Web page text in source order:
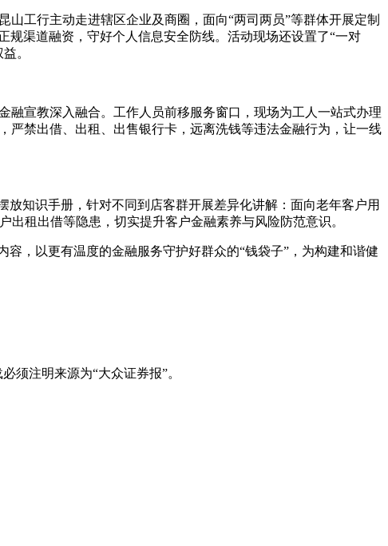
工行主动走进辖区企业及商圈，面向“两司两员”等群体开展定制
规渠道融资，守好个人信息安全防线。活动现场还设置了“一对
。
宣教深入融合。工作人员前移服务窗口，现场为工人一站式办理
严禁出借、出租、出售银行卡，远离洗钱等违法金融行为，让一线
知识手册，针对不同到店客群开展差异化讲解：面向老年客户用
租出借等隐患，切实提升客户金融素养与风险防范意识。
，以更有温度的金融服务守护好群众的“钱袋子”，为构建和谐健
须注明来源为“大众证券报”。